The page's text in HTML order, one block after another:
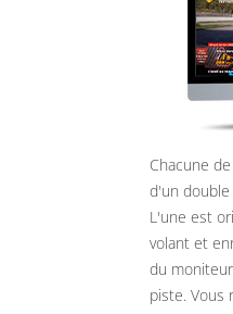
Chacune
d'un
L'une est
volant et
du
piste. Vous